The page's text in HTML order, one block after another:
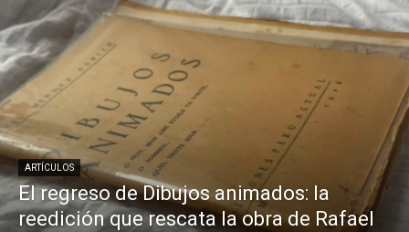
ARTÍCULOS
El regreso de Dibujos animados: la
reedición que rescata la obra de Rafael